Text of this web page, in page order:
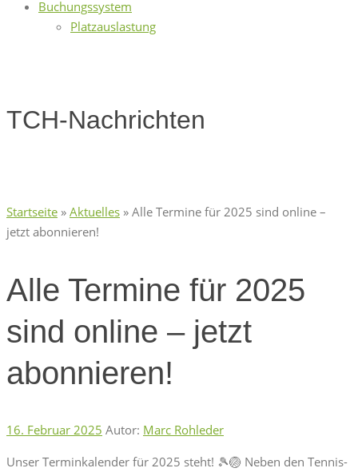
Buchungssystem
Platzauslastung
TCH-Nachrichten
Startseite » Aktuelles » Alle Termine für 2025 sind online –
jetzt abonnieren!
Alle Termine für 2025
sind online – jetzt
abonnieren!
16. Februar 2025 Autor: Marc Rohleder
Unser Terminkalender für 2025 steht! 🎾🏐 Neben den Tennis-